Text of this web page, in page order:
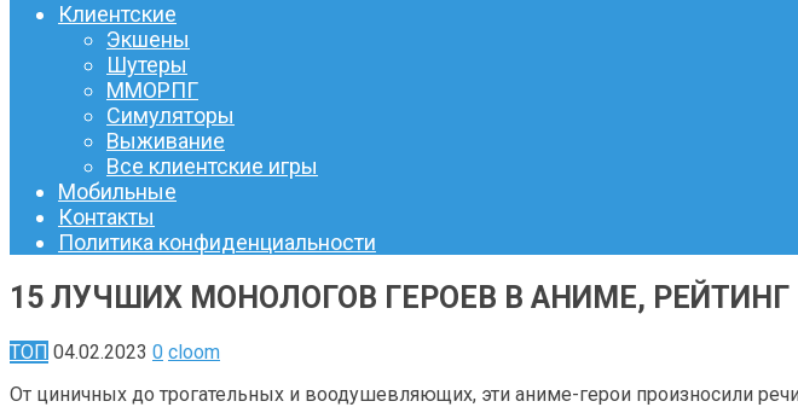
Клиентские
Экшены
Шутеры
ММОРПГ
Симуляторы
Выживание
Все клиентские игры
Мобильные
Контакты
Политика конфиденциальности
15 ЛУЧШИХ МОНОЛОГОВ ГЕРОЕВ В АНИМЕ, РЕЙТИНГ
ТОП 04.02.2023 0 cloom
От циничных до трогательных и воодушевляющих, эти аниме-герои произносили